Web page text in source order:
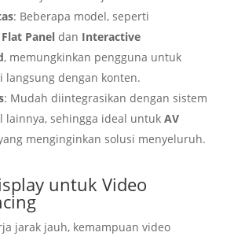
: Beberapa model, seperti
Paneldan Interactive
, memungkinkan pengguna untuk
langsung dengan konten.
: Mudah diintegrasikan dengan sistem
lainnya, sehingga ideal untuk AV
menginginkan solusi menyeluruh.
untuk Video
jarak jauh, kemampuan video